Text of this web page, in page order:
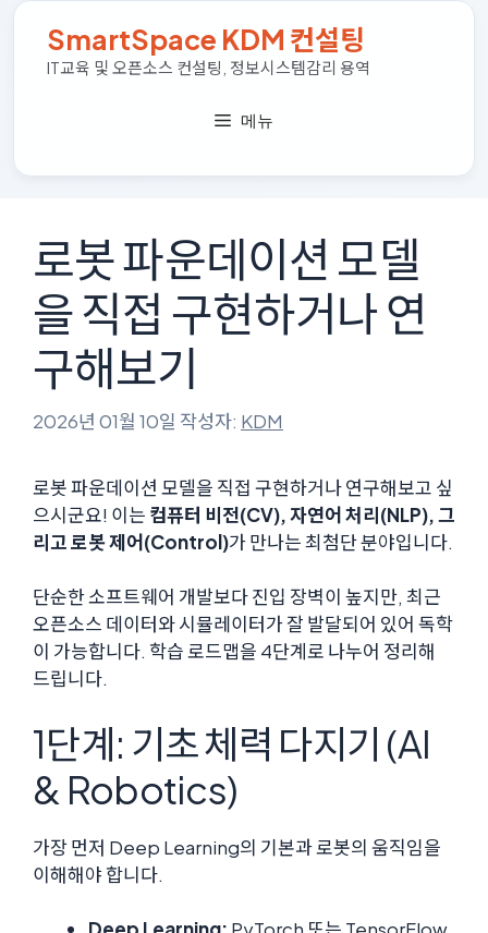
컨
SmartSpace KDM 컨설팅
IT교육 및 오픈소스 컨설팅, 정보시스템감리 용역
메뉴
로봇 파운데이션 모델
을 직접 구현하거나 연
구해보기
2026년 01월 10일 작성자: KDM
로봇 파운데이션 모델을 직접 구현하거나 연구해보고 싶
으시군요! 이는 컴퓨터 비전(CV), 자연어 처리(NLP), 그
리고 로봇 제어(Control)가 만나는 최첨단 분야입니다.
단순한 소프트웨어 개발보다 진입 장벽이 높지만, 최근
오픈소스 데이터와 시뮬레이터가 잘 발달되어 있어 독학
이 가능합니다. 학습 로드맵을 4단계로 나누어 정리해
드립니다.
1단계: 기초 체력 다지기 (AI
& Robotics)
가장 먼저 Deep Learning의 기본과 로봇의 움직임을
이해해야 합니다.